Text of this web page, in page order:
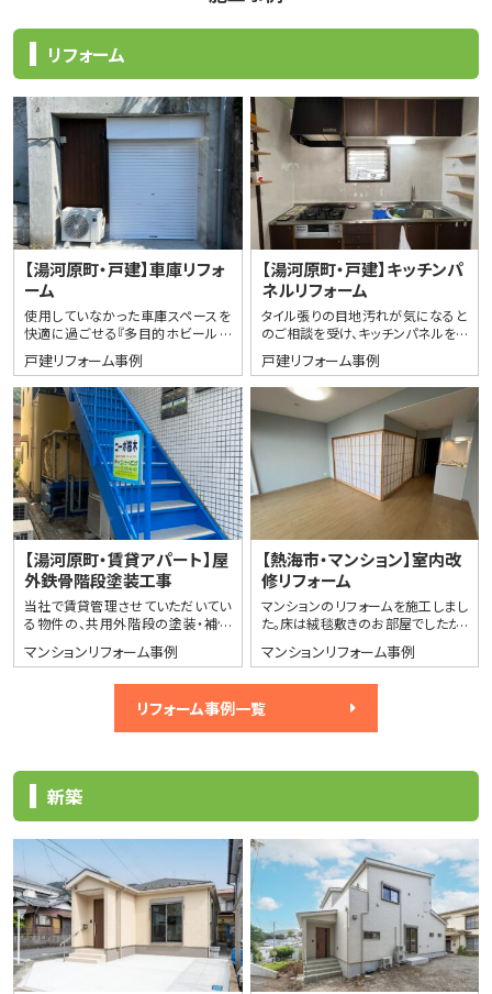
リフォーム
【湯河原町・戸建】車庫リフォ
ーム
戸建リフォーム事例
使用していなかった車庫スペースを
快適に過ごせる『多目的ホビールー
ム・大容量収納』へと丸ごとリフォー
ムさせていただきました。
【湯河原町・戸建】キッチンパ
ネルリフォーム
戸建リフォーム事例
タイル張りの目地汚れが気になると
のご相談を受け、キッチンパネルをご
提案し施工させていただきました。表
面がツルツルしたキッチンパネルに
張り替え…
【湯河原町・賃貸アパート】屋
外鉄骨階段塗装工事
マンションリフォーム事例
当社で賃貸管理させていただいてい
る物件の、共用外階段の塗装・補修
工事を施工いたしました。錆や色褪せ
が目立ち始めていた鉄骨手すりや段
【熱海市・マンション】室内改
修リフォーム
マンションリフォーム事例
マンションのリフォームを施工しまし
た。床は絨毯敷きのお部屋でしたが、
シミ汚れお掃除のしにくさが課題と
なっていました。今回のリフォームで
リフォーム事例一覧
新築